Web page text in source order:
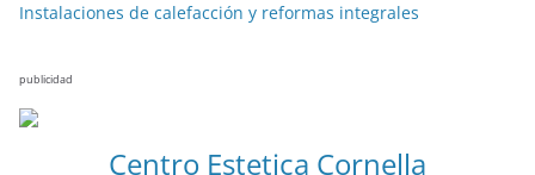
Instalaciones de calefacción y reformas integrales
publicidad
Centro Estetica Cornella